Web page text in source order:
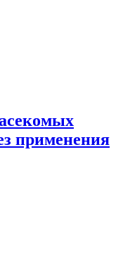
применения